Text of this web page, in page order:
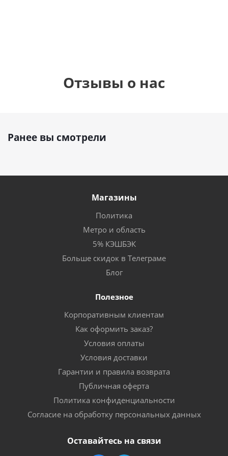
Отзывы о нас
Ранее вы смотрели
Магазины
Политика
Метро и область
5% КЭШБЭК
Больше скидок в Телеграме
Блог
Полезное
Корпоративным клиентам
Как оформить заказ?
Условия оплаты
Условия доставки
Гарантии и правила возврата
Публичная оферта
Политика конфиденциальности
Согласие на обработку персональных данных
Оставайтесь на связи